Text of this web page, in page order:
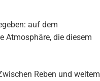
auf dem
Atmosphäre, die diesem
Reben und weitem